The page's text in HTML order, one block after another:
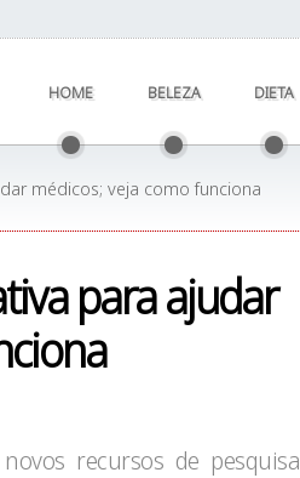
HOME BELEZA DIETA
médicos; veja como funciona
para ajudar
recursos de pesquisa